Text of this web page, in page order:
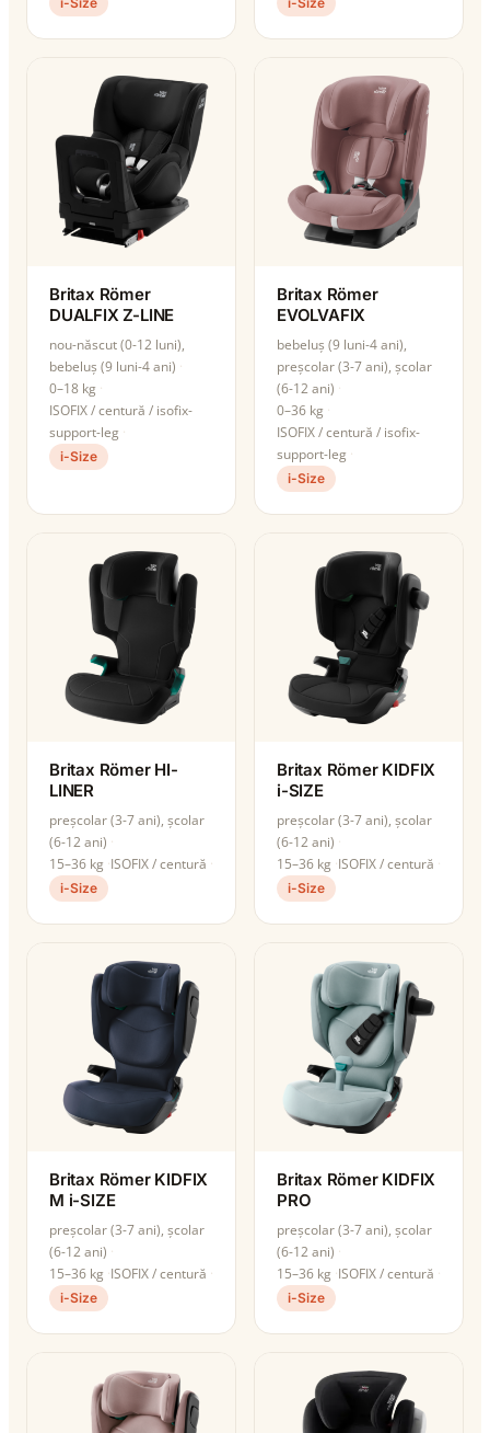
Britax Römer
DUALFIX Z-LINE
nou-născut (0-12 luni),
bebeluș (9 luni-4 ani)
0–18 kg
ISOFIX / centură / isofix-
support-leg
i-Size
Britax Römer
EVOLVAFIX
bebeluș (9 luni-4 ani),
preșcolar (3-7 ani), școlar
(6-12 ani)
0–36 kg
ISOFIX / centură / isofix-
support-leg
i-Size
Britax Römer HI-
LINER
preșcolar (3-7 ani), școlar
(6-12 ani)
15–36 kg ISOFIX / centură
i-Size
Britax Römer KIDFIX
i-SIZE
preșcolar (3-7 ani), școlar
(6-12 ani)
15–36 kg ISOFIX / centură
i-Size
Britax Römer KIDFIX
M i-SIZE
preșcolar (3-7 ani), școlar
(6-12 ani)
15–36 kg ISOFIX / centură
i-Size
Britax Römer KIDFIX
PRO
preșcolar (3-7 ani), școlar
(6-12 ani)
15–36 kg ISOFIX / centură
i-Size